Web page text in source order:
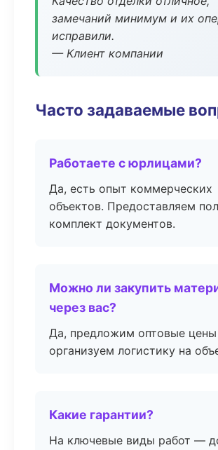
замечаний минимум и их
исправили.
— Клиент компании
Часто задаваемые
Работаете с юрлицами?
Да, есть опыт коммерческих
объектов. Предоставляем
комплект документов.
Можно ли закупить
через вас?
Да, предложим оптовые
организуем логистику на
Какие гарантии?
На ключевые виды работ —